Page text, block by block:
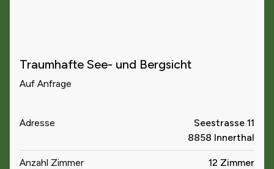
Traumhafte See- und Bergsicht
Auf Anfrage
Adresse
Seestrasse 11
8858 Innerthal
Anzahl Zimmer 12 Zimmer